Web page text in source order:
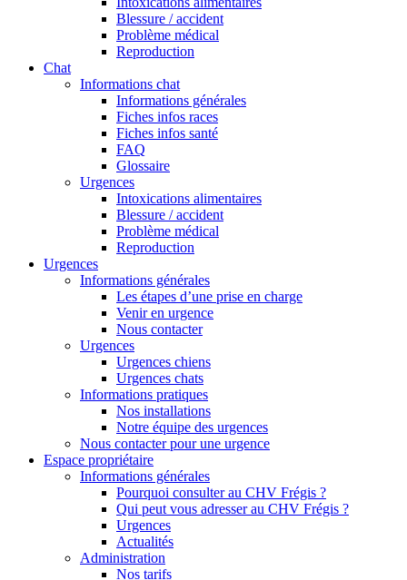
Blessure / accident
Problème médical
Reproduction
Chat
Informations chat
Informations générales
Fiches infos races
Fiches infos santé
FAQ
Glossaire
Urgences
Intoxications alimentaires
Blessure / accident
Problème médical
Reproduction
Urgences
Informations générales
Les étapes d’une prise en charge
Venir en urgence
Nous contacter
Urgences
Urgences chiens
Urgences chats
Informations pratiques
Nos installations
Notre équipe des urgences
Nous contacter pour une urgence
Espace propriétaire
Informations générales
Pourquoi consulter au CHV Frégis ?
Qui peut vous adresser au CHV Frégis ?
Urgences
Actualités
Administration
Nos tarifs